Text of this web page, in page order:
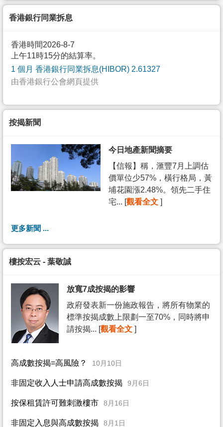
香港銀行同業拆息
香港時間2026-8-7
上午11時15分的結算率。
1 個月 香港銀行同業拆息(HIBOR) 2.61327
由香港銀行公會網頁提供
按揭新聞
今日地產新聞摘要
【信報】稱，滙豐7月上調估
價單位少57%，橫行格局，黃
埔花園漲2.48%。領先二手住
宅... [觀看全文 ]
更多新聞 ...
樓按宏云 - 葉敬誠
放寬7成按揭的影響
政府發表新一份施政報告，將所有物業的
標準按揭成數上限劃一至70%，同時將申
請按揭... [觀看全文 ]
高成數按揭=高風險？ 10月10日
非固定收入人士申請高成數按揭 9月6日
按保租賃許可難刺激樓市 8月16日
非固定入息與高成數按揭 8月1日